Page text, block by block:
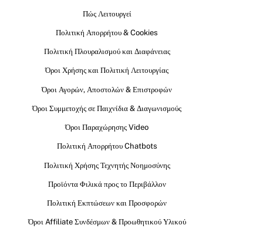
Πώς Λειτουργεί
Πολιτική Απορρήτου & Cookies
Πολιτική Πλουραλισμού και Διαφάνειας
Όροι Χρήσης και Πολιτική Λειτουργίας
Όροι Αγορών, Αποστολών & Επιστροφών
Όροι Συμμετοχής σε Παιχνίδια & Διαγωνισμούς
Όροι Παραχώρησης Video
Πολιτική Απορρήτου Chatbots
Πολιτική Χρήσης Τεχνητής Νοημοσύνης
Προϊόντα Φιλικά προς το Περιβάλλον
Πολιτική Εκπτώσεων και Προσφορών
Όροι Affiliate Συνδέσμων & Προωθητικού Υλικού